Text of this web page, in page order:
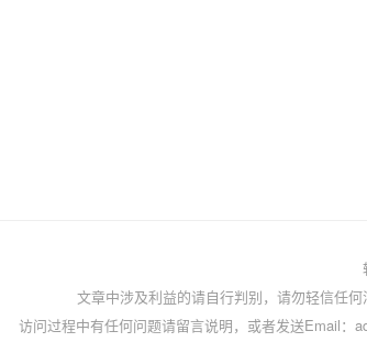
文章中涉及利益的请自行判别，请勿轻信任何
访问过程中有任何问题请留言说明，或者发送Email：